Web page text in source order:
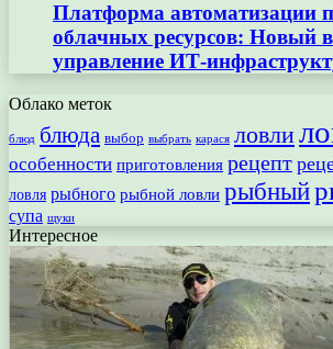
Платформа автоматизации
облачных ресурсов: Новый
управление ИТ-
Облако меток
блюд блюда выбор выбрать карася ловли
особенности приготовления рецепт
ловля рыбного рыбной ловли рыбный
супа щуки
Интересное